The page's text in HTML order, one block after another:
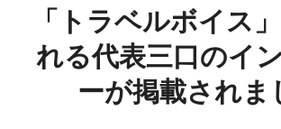
「トラベルボイス
れる代表三口のイ
ーが掲載されま